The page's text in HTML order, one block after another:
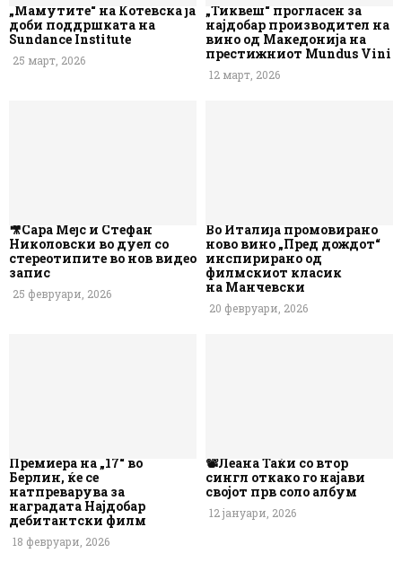
„Мамутите“ на Котевска ја
доби поддршката на
Sundance Institute
25 март, 2026
„Тиквеш“ прогласен за
најдобар производител на
вино од Македонија на
престижниот Mundus Vini
12 март, 2026
🎥Сара Мејс и Стефан
Николовски во дуел со
стереотипите во нов видео
запис
25 февруари, 2026
Во Италија промовирано
ново вино „Пред дождот“
инспирирано од
филмскиот класик
на Манчевски
20 февруари, 2026
Премиера на „17“ во
Берлин, ќе се
натпреварува за
наградата Најдобар
дебитантски филм
18 февруари, 2026
📽️Леана Таќи со втор
сингл откако го најави
својот прв соло албум
12 јануари, 2026